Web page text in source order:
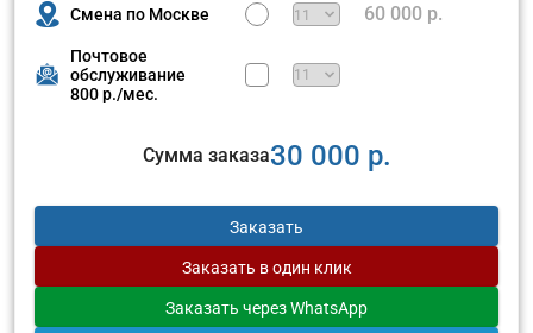
Смена по Москве 60 000 р.
Почтовое
обслуживание
800 р./мес.
Сумма заказа30 000 р.
Заказать
Заказать в один клик
Заказать через WhatsApp